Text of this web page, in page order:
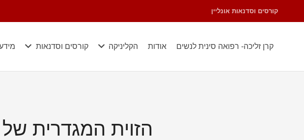
קורסים וסדנאות אונליין
קרן זליכה- רפואה סינית לנשים אודות הקליניקה קורסים וסדנאות
הזוית המגדרית